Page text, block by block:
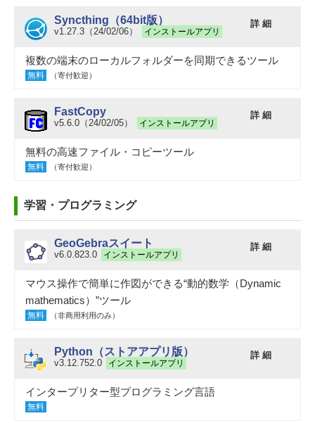
Syncthing（64bit版）
v1.27.3（24/02/06） インストールアプリ
詳 細
複数の端末のローカルフォルダーを同期できるツール
無料 （寄付歓迎）
FastCopy
v5.6.0（24/02/05） インストールアプリ
詳 細
無料の高速ファイル・コピーツール
無料 （寄付歓迎）
学習・プログラミング
GeoGebraスイート
v6.0.823.0 インストールアプリ
詳 細
マウス操作で簡単に作図ができる“動的数学（Dynamic
mathematics）”ツール
無料 （非商用利用のみ）
Python（ストアアプリ版）
v3.12.752.0 インストールアプリ
詳 細
インタープリター型プログラミング言語
無料